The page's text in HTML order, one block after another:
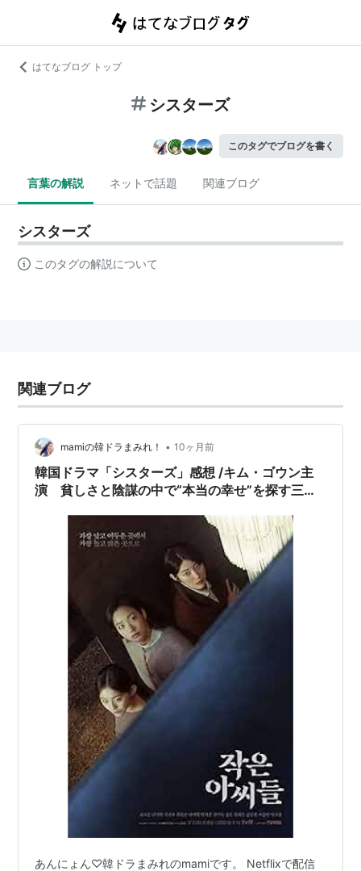
はてなブログ トップ
シスターズ
このタグでブログを書く
言葉の解説 ネットで話題 関連ブログ
シスターズ
このタグの解説について
関連ブログ
mamiの韓ドラまみれ！ • 10ヶ月前
韓国ドラマ「シスターズ」感想 /キム・ゴウン主
演 貧しさと陰謀の中で“本当の幸せ”を探す三姉
あんにょん♡韓ドラまみれのmamiです。 Netflixで配信